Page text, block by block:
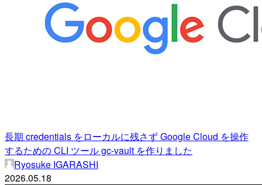
長期 credentials をローカルに残さず Google Cloud を操作
するための CLI ツール gc-vault を作りました
Ryosuke IGARASHI
2026.05.18